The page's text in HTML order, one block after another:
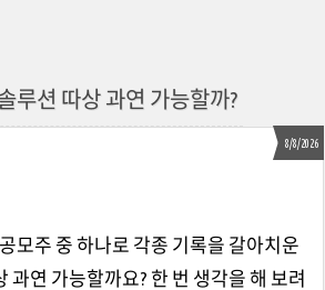
루션 따상 과연 가능할까?
8/8/2026
모주 중 하나로 각종 기록을 갈아치운
과연 가능할까요? 한 번 생각을 해 보려